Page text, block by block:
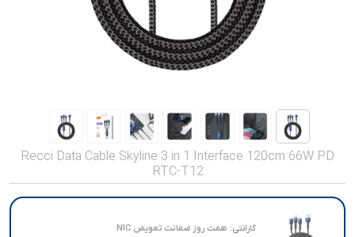
محصولات کارکرده
Recci Data Cable Skyline 3 in 1 Interface 120cm 66W PD
RTC-T12
گارانتی: هفت روز ضمانت تعویض NIC